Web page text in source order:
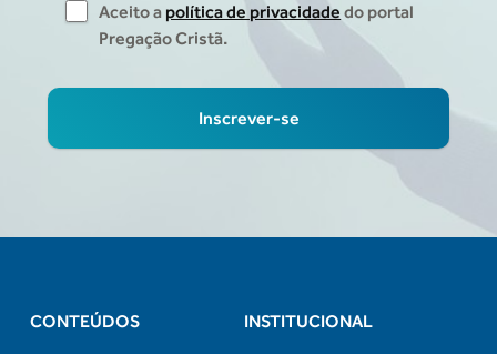
Aceito a política de privacidade do portal
Pregação Cristã.
CONTEÚDOS INSTITUCIONAL